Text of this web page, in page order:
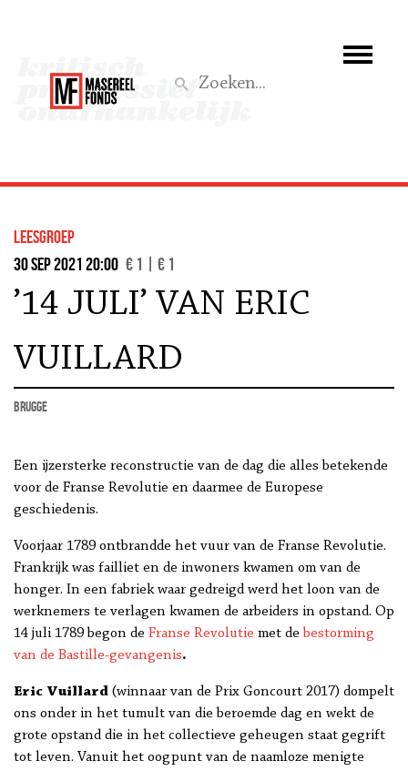
Wat we doen
Steun ons
Aktief
leesgroep
30 sep 2021 20:00 € 1 | € 1
’14 JULI’ VAN ERIC
VUILLARD
Brugge
Een ijzersterke reconstructie van de dag die alles betekende
voor de Franse Revolutie en daarmee de Europese
geschiedenis.
Voorjaar 1789 ontbrandde het vuur van de Franse Revolutie.
Frankrijk was failliet en de inwoners kwamen om van de
honger. In een fabriek waar gedreigd werd het loon van de
werknemers te verlagen kwamen de arbeiders in opstand. Op
14 juli 1789 begon de Franse Revolutie met de bestorming
van de Bastille-gevangenis.
Eric Vuillard (winnaar van de Prix Goncourt 2017) dompelt
ons onder in het tumult van die beroemde dag en wekt de
grote opstand die in het collectieve geheugen staat gegrift
tot leven. Vanuit het oogpunt van de naamloze menigte